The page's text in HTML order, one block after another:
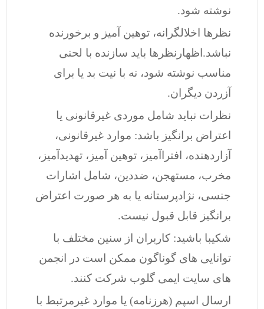
نوشته شود.
نظرها اخلالگرانه، توهین آمیز و برخورنده
نباشد.اظهارنظرها باید سازنده با لحنی
مناسب نوشته شود، نه با نیت بد یا برای
آزردن دیگران.
نظرات نباید شامل موردی غیرقانونی یا
اعتراض برانگیز باشد: موارد غیرقانونی،
آزاردهنده، افتراآمیز، توهین آمیز، تهدیدآمیز،
مخرب، مستهجن، ضددین، شامل اشارات
جنسی، نژادپرستانه یا به هر صورت اعتراض
برانگیز قابل قبول نیست.
شکیبا باشید: کاربران از سنین مختلف با
توانایی های گوناگون ممکن است در انجمن
های سایت ایمی گلوب شرکت کنند.
ارسال اسپم (هرزنامه) یا موارد غیرمرتبط با